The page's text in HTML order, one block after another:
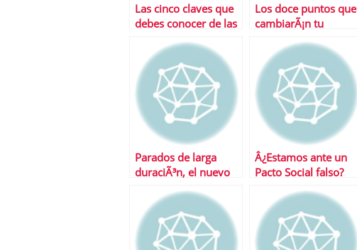
Las cinco claves que
debes conocer de las
juego laboral
Los doce puntos que
cambiarÃ¡n tu
reforma
Parados de larga
duraciÃ³n, el nuevo
economÃ­a espaÃ±ola
Â¿Estamos ante un
Pacto Social falso?